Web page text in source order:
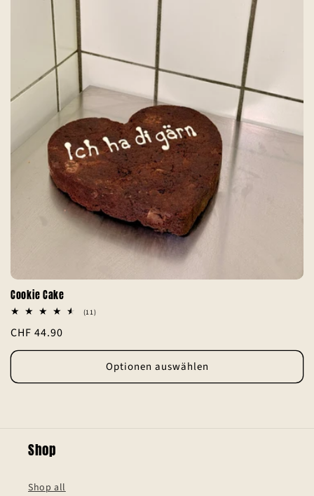
g
o
r
i
e
:
Cookie Cake
(11)11
Normaler
Preis
CHF 44.90
Optionen auswählen
Shop
Shop all